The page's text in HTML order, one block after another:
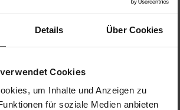
Details Über Cookies
Cookies
um Inhalte und Anzeigen zu
für soziale Medien anbieten